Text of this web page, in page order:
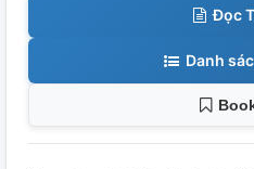
Đọc
Danh